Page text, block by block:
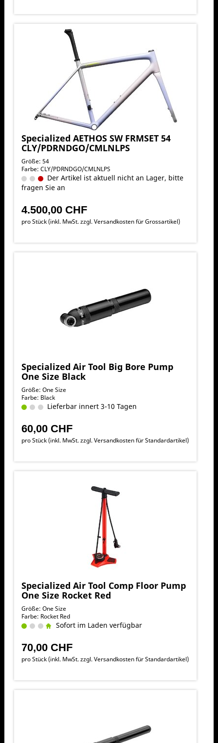
Specialized AETHOS SW FRMSET 54
CLY/PDRNDGO/CMLNLPS
Größe: 54
Farbe: CLY/PDRNDGO/CMLNLPS
Der Artikel ist aktuell nicht an Lager, bitte
fragen Sie an
4.500,00 CHF
pro Stück (inkl. MwSt. zzgl.Versandkosten für Grossartikel)
Specialized Air Tool Big Bore Pump
One Size Black
Größe: One Size
Farbe: Black
Lieferbar innert 3-10 Tagen
60,00 CHF
pro Stück (inkl. MwSt. zzgl.Versandkosten für Standardartikel)
Specialized Air Tool Comp Floor Pump
One Size Rocket Red
Größe: One Size
Farbe: Rocket Red
Sofort im Laden verfügbar
70,00 CHF
pro Stück (inkl. MwSt. zzgl.Versandkosten für Standardartikel)